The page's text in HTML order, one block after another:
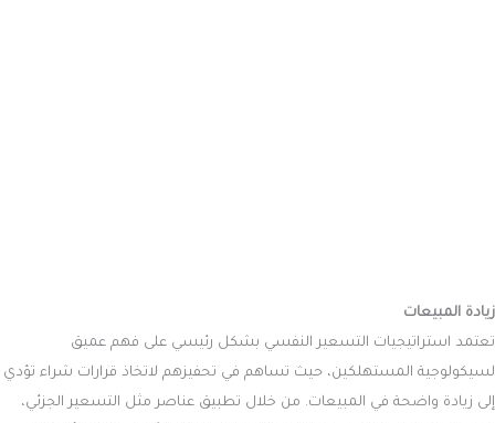
زيادة المبيعات
تعتمد استراتيجيات التسعير النفسي بشكل رئيسي على فهم عميق
لسيكولوجية المستهلكين، حيث تساهم في تحفيزهم لاتخاذ قرارات شراء تؤدي
إلى زيادة واضحة في المبيعات. من خلال تطبيق عناصر مثل التسعير الجزئي،